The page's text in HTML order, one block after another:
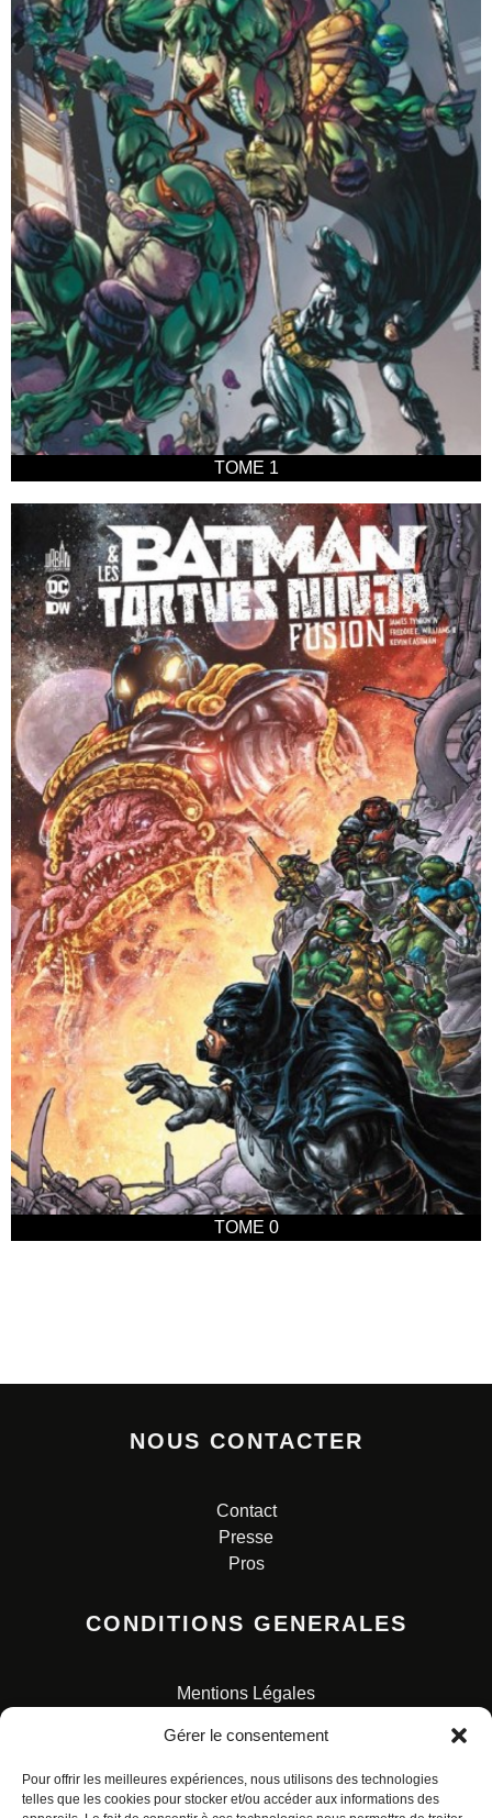
Gérer le consentement
Pour offrir les meilleures expériences, nous utilisons des technologies
telles que les cookies pour stocker et/ou accéder aux informations des
TOME 1
TOME 0
NOUS CONTACTER
Contact
Presse
Pros
CONDITIONS GENERALES
Mentions Légales
Charte pour la protection des données personnelles